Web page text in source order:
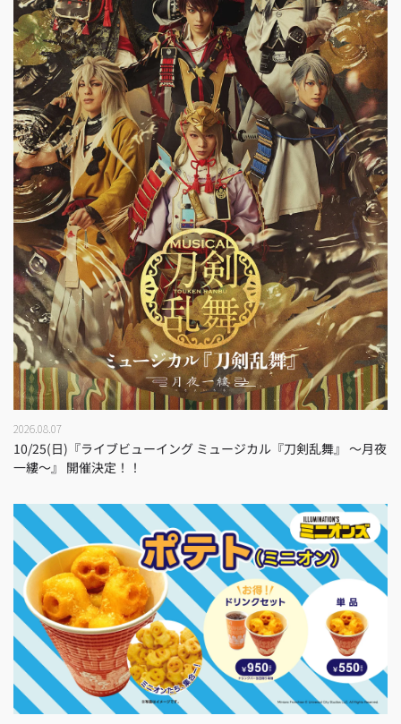
2026.08.07
10/25(日)『ライブビューイング ミュージカル『刀剣乱舞』 ～月夜
一縷～』 開催決定！！